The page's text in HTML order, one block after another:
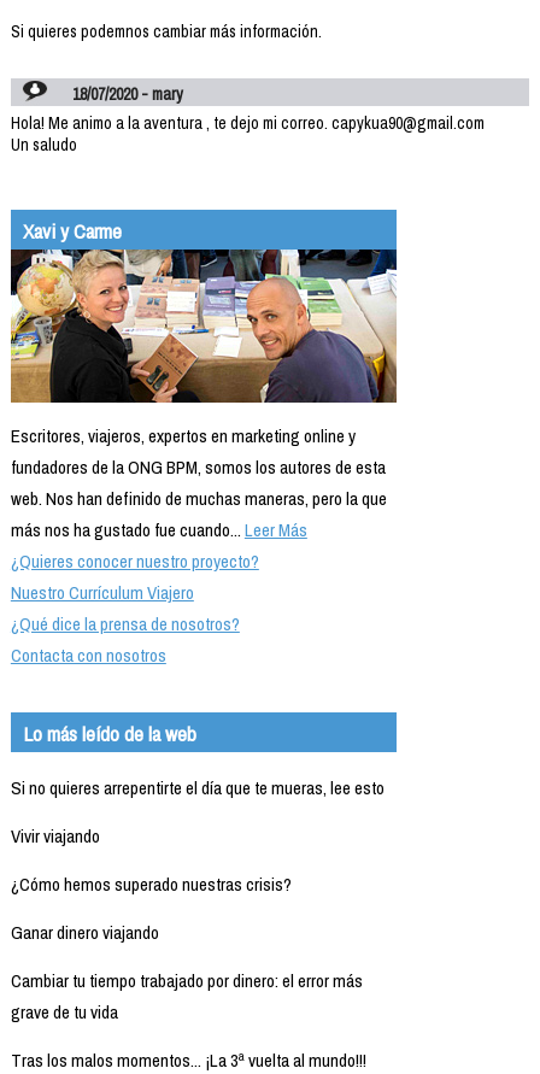
Si quieres podemnos cambiar más información.
18/07/2020 - mary
Hola! Me animo a la aventura , te dejo mi correo. capykua90@gmail.com
Un saludo
Xavi y Carme
Escritores, viajeros, expertos en marketing online y
fundadores de la ONG BPM, somos los autores de esta
web. Nos han definido de muchas maneras, pero la que
más nos ha gustado fue cuando...Leer Más
¿Quieres conocer nuestro proyecto?
Nuestro Currículum Viajero
¿Qué dice la prensa de nosotros?
Contacta con nosotros
Lo más leído de la web
Si no quieres arrepentirte el día que te mueras, lee esto
Vivir viajando
¿Cómo hemos superado nuestras crisis?
Ganar dinero viajando
Cambiar tu tiempo trabajado por dinero: el error más
grave de tu vida
Tras los malos momentos... ¡La 3ª vuelta al mundo!!!